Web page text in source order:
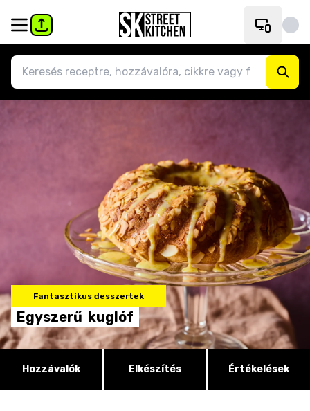
Fantasztikus desszertek
Egyszerű kuglóf
Hozzávalók Elkészítés Értékelések